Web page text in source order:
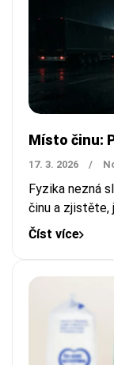
Místo činu:
17. 3. 2026 /
Fyzika nezná
činu a zjistěte,
Číst více